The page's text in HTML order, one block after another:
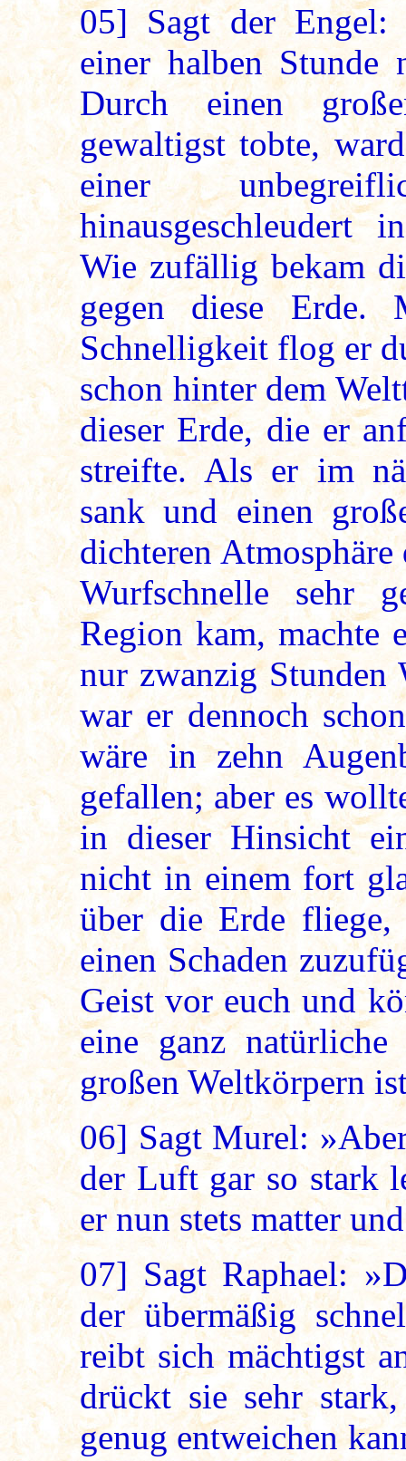
05] Sagt der Engel:
einer halben
Durch einen
gewaltigst tobte,
einer
hinausgeschleudert
Wie zufällig bekam
gegen diese
Schnelligkeit flog er
schon hinter dem
dieser Erde, die er
streifte. Als er im
sank und einen
dichteren
Wurfschnelle sehr
Region kam, machte
nur zwanzig Stunden
war er dennoch
wäre in zehn
gefallen; aber es
in dieser Hinsicht
nicht in einem fort
über die Erde
einen Schaden
Geist vor euch und
eine ganz natürliche
großen Weltkörpern
06] Sagt Murel:
der Luft gar so stark
er nun stets matter
07] Sagt Raphael:
der übermäßig
reibt sich mächtigst
drückt sie sehr
genug entweichen